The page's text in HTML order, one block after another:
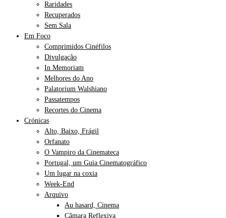
Raridades
Recuperados
Sem Sala
Em Foco
Comprimidos Cinéfilos
Divulgação
In Memoriam
Melhores do Ano
Palatorium Walshiano
Passatempos
Recortes do Cinema
Crónicas
Alto, Baixo, Frágil
Orfanato
O Vampiro da Cinemateca
Portugal, um Guia Cinematográfico
Um lugar na coxia
Week-End
Arquivo
Au hasard, Cinema
Câmara Reflexiva